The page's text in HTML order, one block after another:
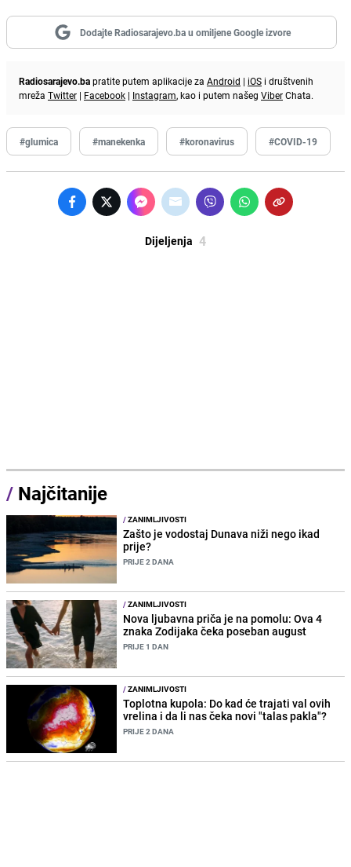
Dodajte Radiosarajevo.ba u omiljene Google izvore
Radiosarajevo.bapratite putem aplikacije za Android | iOS i društvenih
mreža Twitter | Facebook | Instagram, kao i putem našeg ViberChata.
#glumica #manekenka #koronavirus #COVID-19
Dijeljenja 4
/ Najčitanije
/ZANIMLJIVOSTI
Zašto je vodostaj Dunava niži nego ikad
prije?
PRIJE 2 DANA
/ZANIMLJIVOSTI
Nova ljubavna priča je na pomolu: Ova 4
znaka Zodijaka čeka poseban august
PRIJE 1 DAN
/ZANIMLJIVOSTI
Toplotna kupola: Do kad će trajati val ovih
vrelina i da li nas čeka novi "talas pakla"?
PRIJE 2 DANA